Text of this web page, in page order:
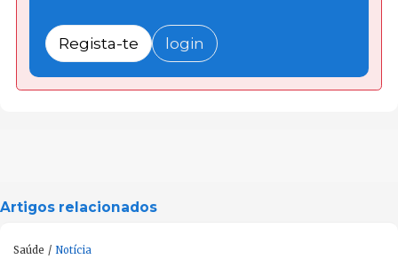
Regista-te login
Artigos relacionados
Saúde Notícia